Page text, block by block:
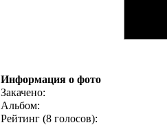
Информация о фото
Закачено:
Альбом:
Рейтинг (8 голосов):